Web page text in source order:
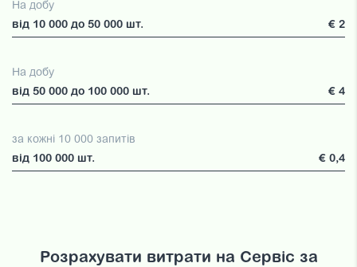
На добу
від 10 000 до 50 000 шт.
€ 2
На добу
від 50 000 до 100 000 шт.
€ 4
за кожні 10 000 запитів
від 100 000 шт.
€ 0,4
Розрахувати витрати на Сервіс за